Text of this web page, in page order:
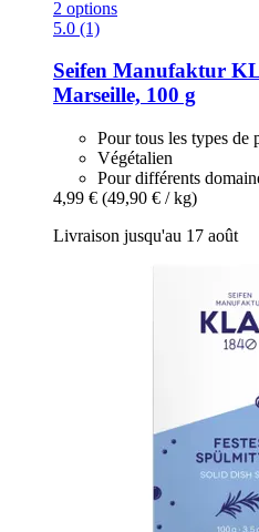
2 options
5.0 (1)
Seifen Manufaktur
Marseille, 100 g
Pour tous les types de
Végétalien
Pour différents
4,99 € (49,90 € / kg)
Livraison jusqu'au 17 août